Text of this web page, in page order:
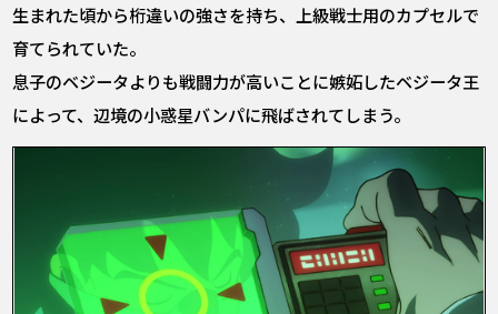
生まれた頃から桁違いの強さを持ち、上級戦士用のカプセルで
育てられていた。
息子のベジータよりも戦闘力が高いことに嫉妬したベジータ王
によって、辺境の小惑星バンパに飛ばされてしまう。